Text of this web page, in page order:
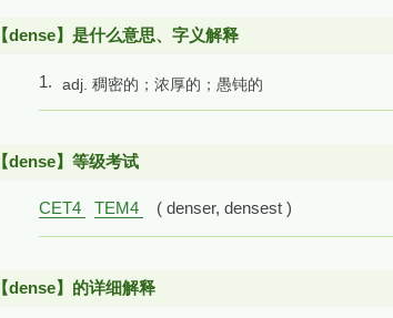
【dense】是什么意思、字义解释
1. adj. 稠密的；浓厚的；愚钝的
【dense】等级考试
CET4 TEM4 ( denser, densest )
【dense】的详细解释